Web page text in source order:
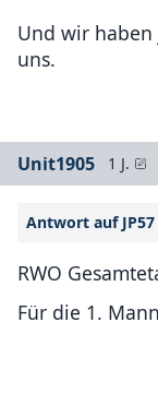
Und wir
uns.
Unit1905 1 J.
Antwort auf JP57
RWO
Für die 1.